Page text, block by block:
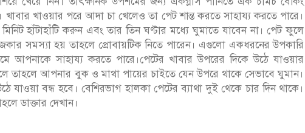
খাবার খাওয়ার পরে আদা চা খেলেও তা পেট শান্ত করতে সাহায্য করতে পারে।
হাঁটাহাঁটি করুন এবং তার তিন ঘণ্টার মধ্যে ঘুমাতে যাবেন না। পেট ফুলে
সমস্যা হয় তাহলে প্রোবায়টিক নিতে পারেন। এগুলো একধরনের উপকারি
আপনাকে সাহায্য করতে পারে।পেটের খাবার উপরের দিকে উঠে যাওয়ার
তাহলে আপনার বুক ও মাথা পায়ের চাইতে যেন উপরে থাকে সেভাবে ঘুমান।
যাওয়া বন্ধ হবে। বেশিরভাগ হালকা পেটের ব্যাথা দুই থেকে চার দিন থাকে।
ডাক্তার দেখান।